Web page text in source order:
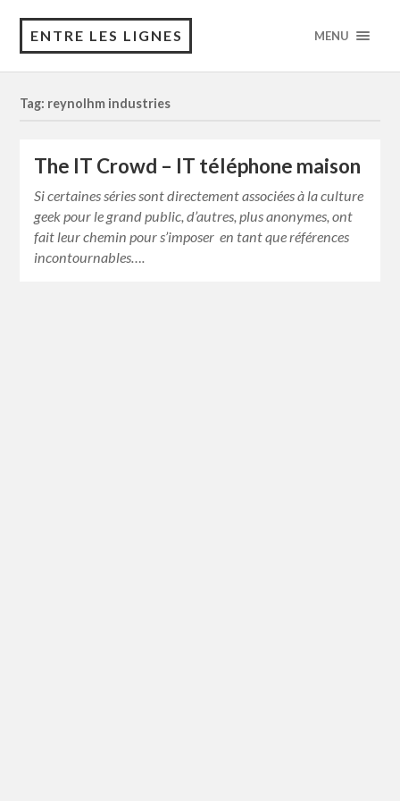
ENTRE LES LIGNES MENU
Tag: reynolhm industries
The IT Crowd – IT téléphone maison
Si certaines séries sont directement associées à la culture
geek pour le grand public, d’autres, plus anonymes, ont
fait leur chemin pour s’imposer en tant que références
incontournables….